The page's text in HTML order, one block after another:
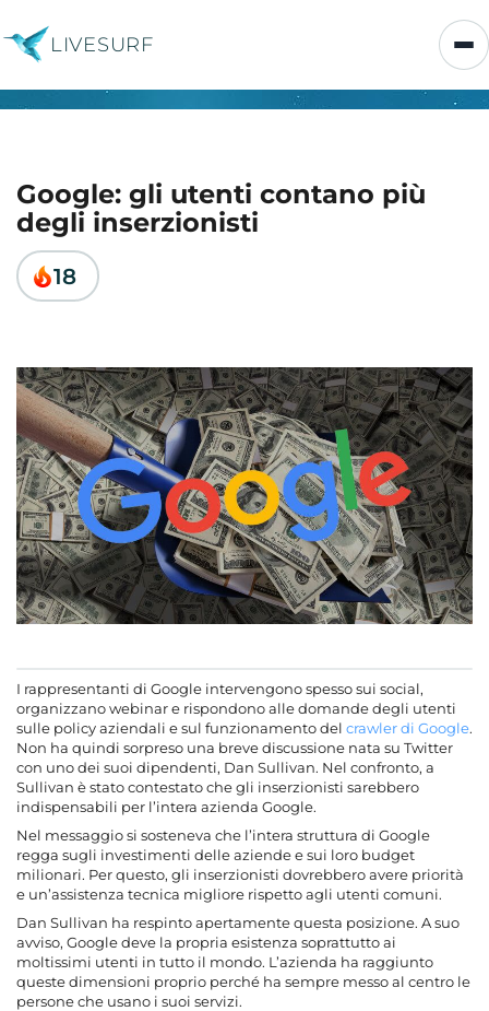
LIVESURF
Google: gli utenti contano più
degli inserzionisti
18
I rappresentanti di Google intervengono spesso sui social,
organizzano webinar e rispondono alle domande degli utenti
sulle policy aziendali e sul funzionamento del crawler di Google.
Non ha quindi sorpreso una breve discussione nata su Twitter
con uno dei suoi dipendenti, Dan Sullivan. Nel confronto, a
Sullivan è stato contestato che gli inserzionisti sarebbero
indispensabili per l’intera azienda Google.
Nel messaggio si sosteneva che l’intera struttura di Google
regga sugli investimenti delle aziende e sui loro budget
milionari. Per questo, gli inserzionisti dovrebbero avere priorità
e un’assistenza tecnica migliore rispetto agli utenti comuni.
Dan Sullivan ha respinto apertamente questa posizione. A suo
avviso, Google deve la propria esistenza soprattutto ai
moltissimi utenti in tutto il mondo. L’azienda ha raggiunto
queste dimensioni proprio perché ha sempre messo al centro le
persone che usano i suoi servizi.